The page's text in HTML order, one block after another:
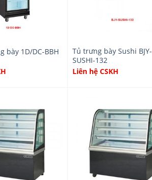
bày 1D/DC-BBH
Tủ trưng bày Sushi BJY-
SUSHI-132
Liên hệ CSKH